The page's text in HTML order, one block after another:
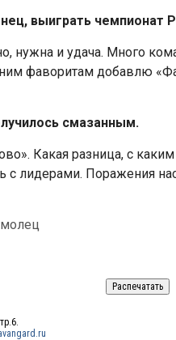
выиграть чемпионат
нужна и удача. Много
фаворитам добавлю
смазанным.
Какая разница, с
лидерами. Поражения